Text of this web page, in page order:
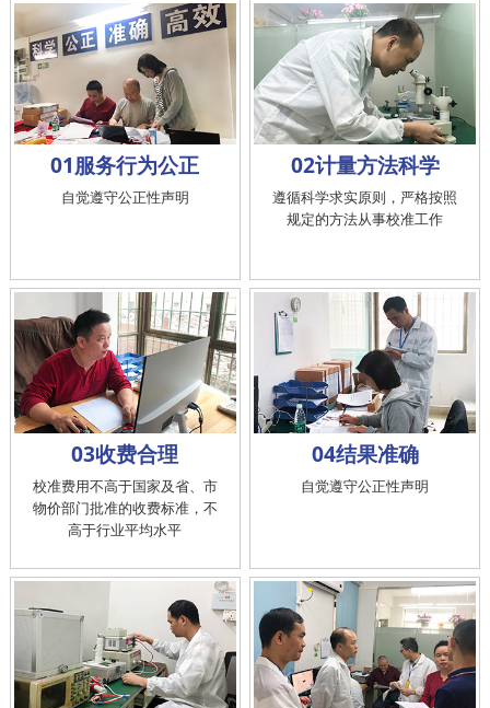
01服务行为公正
自觉遵守公正性声明
02计量方法科学
遵循科学求实原则，严格按照
规定的方法从事校准工作
03收费合理
校准费用不高于国家及省、市
物价部门批准的收费标准，不
高于行业平均水平
04结果准确
自觉遵守公正性声明